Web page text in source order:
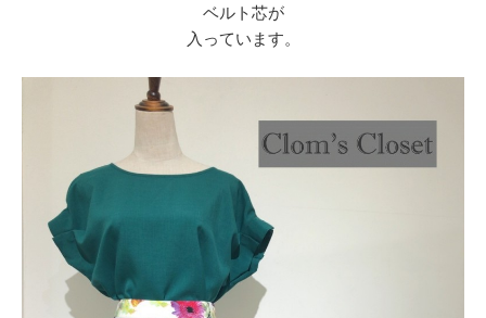
ベルト芯が
入っています。